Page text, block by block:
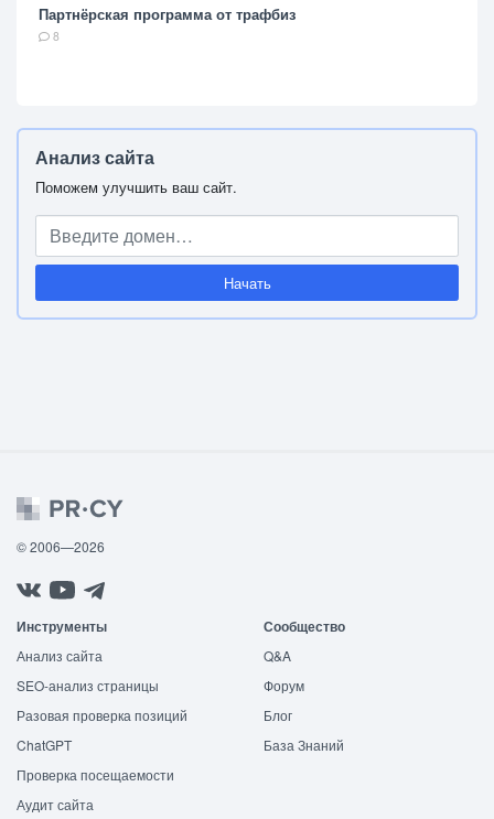
Партнёрская программа от трафбиз
8
Анализ сайта
Поможем улучшить ваш сайт.
Начать
© 2006—2026
Инструменты
Анализ сайта
SEO-анализ страницы
Разовая проверка позиций
ChatGPT
Проверка посещаемости
Аудит сайта
Сообщество
Q&A
Форум
Блог
База Знаний